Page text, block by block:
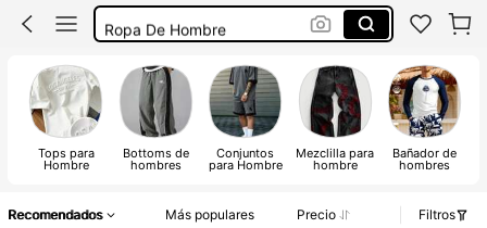
Ropa De Hombre
Camisas Para Hombre
Tops para
Hombre
Bottoms de
hombres
Conjuntos
para Hombre
Mezclilla para
hombre
Bañador de
hombres
Recomendados Más populares Precio
Filtros